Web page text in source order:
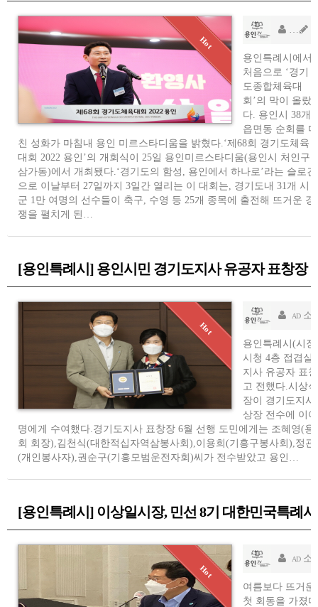
AD 소
용인특례시에서
처음으로 ‘경기
도종합체육대
회’의 막이 올랐
다. 용인시 38개
읍면동 순회를 마
친 성화가 마침내 용인 미르스타디움을 밝혔다.‘제68회 경기도체육
대회 2022 용인’의 개회식이 25일 용인미르스타디움(용인시 처인구
삼가동)에서 개최됐다.‘경기도의 함성, 용인에서 하나로’라는 슬로건
으로 이날부터 27일까지 3일간 열리는 이 대회는, 경기도내 31개 시
군 1만 여명의 선수들이 축구, 수영 등 25개 종목에 출전해 뜨거운 경
쟁을 펼치게 된…
[용인특례시] 용인시민 경기도지사 유공자 표창장
AD 소
용인특례시(시
시청 4층 접겹실
지사 유공자 표
고 전했다.시상
장이 경기도지
상장 전수에 이
명에게 수여했다.경기도지사 표창장 6월 선행 도민에게는 조혜영(
회 회장),김천식(대한적십자역삼봉사회),이용희(기흥구봉사회),정
(개인봉사자),권순구(기흥모범운전자회)씨가 전수받았고 용인…
[용인특례시] 이상일시장, 민선 8기 대한민국특례
AD 소
여름보다 뜨거
첫 회동을 가졌